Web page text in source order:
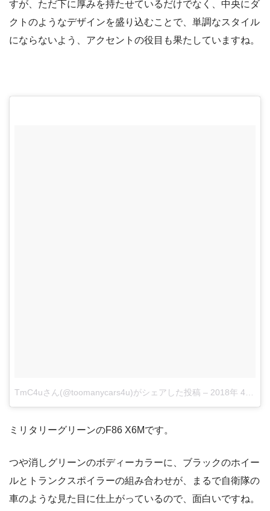
すが、ただ下に厚みを持たせているだけでなく、中央にダ
クトのようなデザインを盛り込むことで、単調なスタイル
にならないよう、アクセントの役目も果たしていますね。
TmC4uさん(@toomanycars4u)がシェアした投稿 – 2018年 4月月10日午後2時30分PDT
ミリタリーグリーンのF86 X6Mです。
つや消しグリーンのボディーカラーに、ブラックのホイー
ルとトランクスポイラーの組み合わせが、まるで自衛隊の
車のような見た目に仕上がっているので、面白いですね。